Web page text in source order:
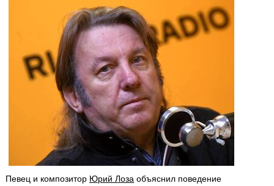
Певец и композитор Юрий Лоза объяснил поведение